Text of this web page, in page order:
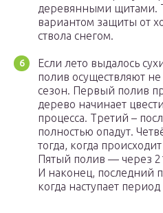
деревянными щитами.
вариантом защиты от
ствола снегом.
Если лето выдалось
полив осуществляют
сезон. Первый полив
дерево начинает
процесса. Третий –
полностью опадут.
тогда, когда
Пятый полив — через
И наконец, последний
когда наступает